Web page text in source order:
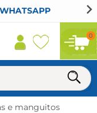
0
e manguitos